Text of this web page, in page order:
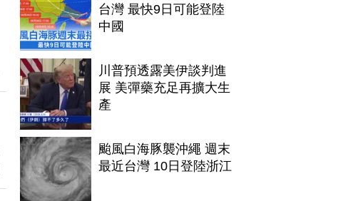
台灣 最快9日可能登陸
中國
川普預透露美伊談判進
展 美彈藥充足再擴大生
產
颱風白海豚襲沖繩 週末
最近台灣 10日登陸浙江